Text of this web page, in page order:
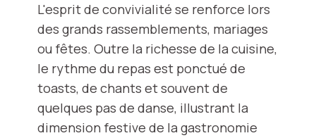
L'esprit de convivialité se renforce lors
des grands rassemblements, mariages
ou fêtes. Outre la richesse de la cuisine,
le rythme du repas est ponctué de
toasts, de chants et souvent de
quelques pas de danse, illustrant la
dimension festive de la gastronomie